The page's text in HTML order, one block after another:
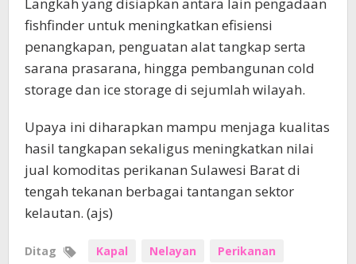
Langkah yang disiapkan antara lain pengadaan
fishfinder untuk meningkatkan efisiensi
penangkapan, penguatan alat tangkap serta
sarana prasarana, hingga pembangunan cold
storage dan ice storage di sejumlah wilayah.
Upaya ini diharapkan mampu menjaga kualitas
hasil tangkapan sekaligus meningkatkan nilai
jual komoditas perikanan Sulawesi Barat di
tengah tekanan berbagai tantangan sektor
kelautan. (ajs)
Ditag Kapal Nelayan
Perikanan